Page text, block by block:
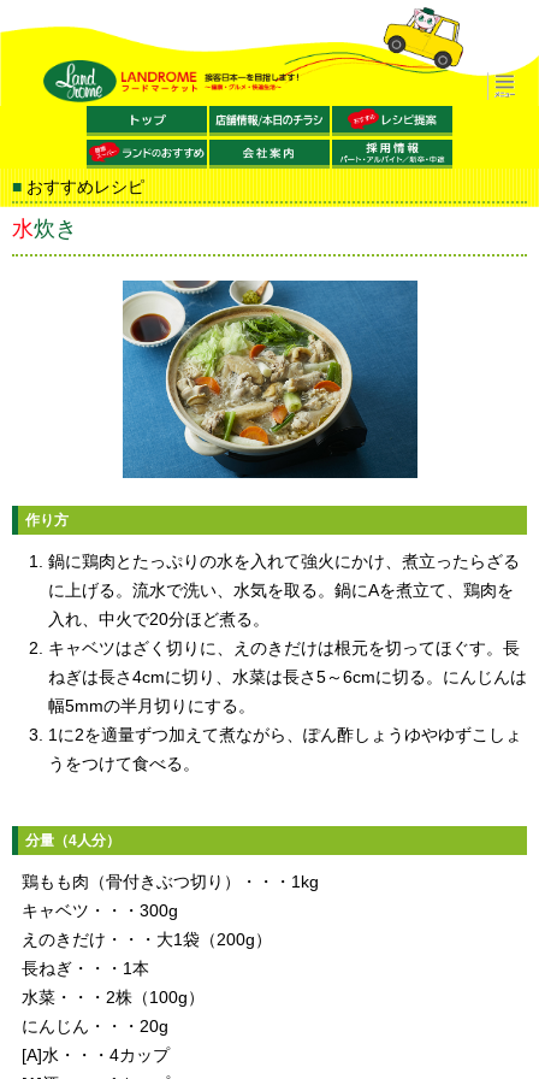
おすすめレシピ
水炊き
作り方
鍋に鶏肉とたっぷりの水を入れて強火にかけ、煮立ったらざる
に上げる。流水で洗い、水気を取る。鍋にAを煮立て、鶏肉を
入れ、中火で20分ほど煮る。
キャベツはざく切りに、えのきだけは根元を切ってほぐす。長
ねぎは長さ4cmに切り、水菜は長さ5～6cmに切る。にんじんは
幅5mmの半月切りにする。
1に2を適量ずつ加えて煮ながら、ぽん酢しょうゆやゆずこしょ
うをつけて食べる。
分量（4人分）
鶏もも肉（骨付きぶつ切り）・・・1kg
キャベツ・・・300g
えのきだけ・・・大1袋（200g）
長ねぎ・・・1本
水菜・・・2株（100g）
にんじん・・・20g
[A]水・・・4カップ